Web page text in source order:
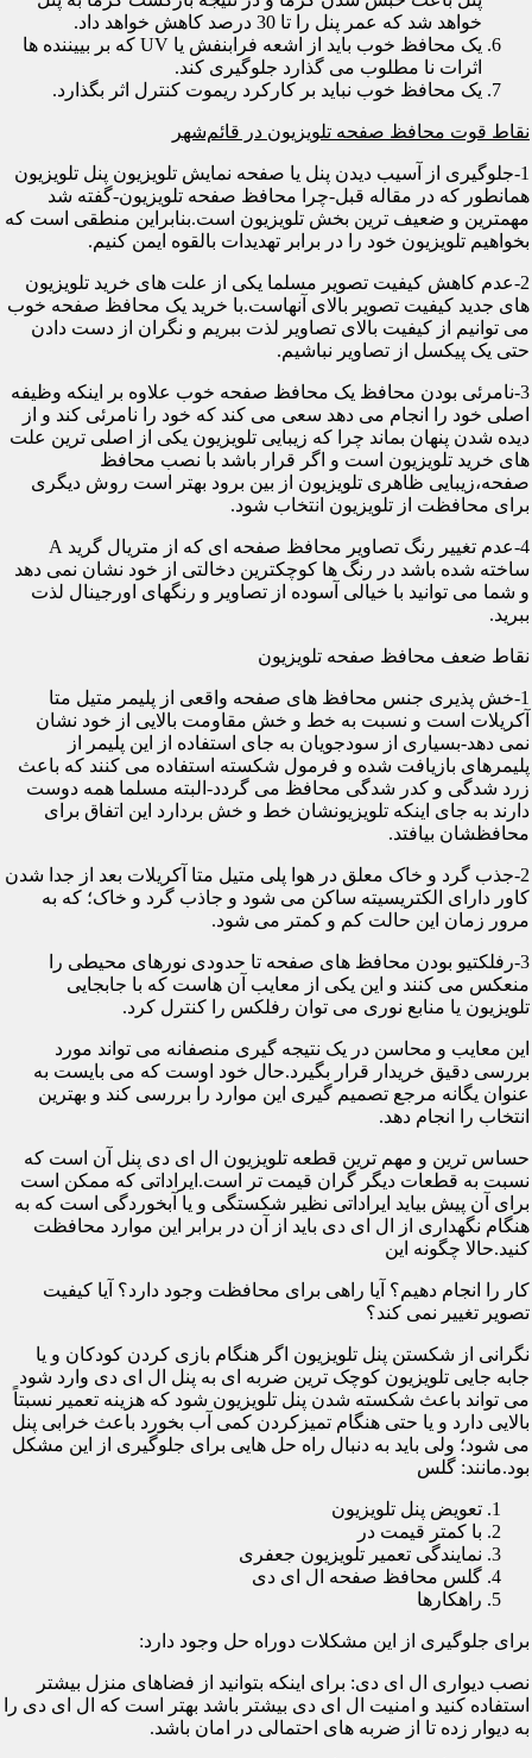
خواهد شد که عمر پنل را تا 30 درصد کاهش خواهد داد.
یک محافظ خوب باید از اشعه فرابنفش یا UV که بر بییننده ها
اثرات نا مطلوب می گذارد جلوگیری کند.
یک محافظ خوب نباید بر کارکرد ریموت کنترل اثر بگذارد.
نقاط قوت محافظ صفحه تلویزیون در قائم‌شهر
1-جلوگیری از آسیب دیدن پنل یا صفحه نمایش تلویزیون پنل تلویزیون
همانطور که در مقاله قبل-چرا محافظ صفحه تلویزیون-گفته شد
مهمترین و ضعیف ترین بخش تلویزیون است.بنابراین منطقی است که
بخواهیم تلویزیون خود را در برابر تهدیدات بالقوه ایمن کنیم.
2-عدم کاهش کیفیت تصویر مسلما یکی از علت های خرید تلویزیون
های جدید کیفیت تصویر بالای آنهاست.با خرید یک محافظ صفحه خوب
می توانیم از کیفیت بالای تصاویر لذت ببریم و نگران از دست دادن
حتی یک پیکسل از تصاویر نباشیم.
3-نامرئی بودن محافظ یک محافظ صفحه خوب علاوه بر اینکه وظیفه
اصلی خود را انجام می دهد سعی می کند که خود را نامرئی کند و از
دیده شدن پنهان بماند چرا که زیبایی تلویزیون یکی از اصلی ترین علت
های خرید تلویزیون است و اگر قرار باشد با نصب محافظ
صفحه،زیبایی ظاهری تلویزیون از بین برود بهتر است روش دیگری
برای محافظت از تلویزیون انتخاب شود.
4-عدم تغییر رنگ تصاویر محافظ صفحه ای که از متریال گرید A
ساخته شده باشد در رنگ ها کوچکترین دخالتی از خود نشان نمی دهد
و شما می توانید با خیالی آسوده از تصاویر و رنگهای اورجینال لذت
ببرید.
نقاط ضعف محافظ صفحه تلویزیون
1-خش پذیری جنس محافظ های صفحه واقعی از پلیمر متیل متا
آکریلات است و نسبت به خط و خش مقاومت بالایی از خود نشان
نمی دهد-بسیاری از سودجویان به جای استفاده از این پلیمر از
پلیمرهای بازیافت شده و فرمول شکسته استفاده می کنند که باعث
زرد شدگی و کدر شدگی محافظ می گردد-البته مسلما همه دوست
دارند به جای اینکه تلویزیونشان خط و خش بردارد این اتفاق برای
محافظشان بیافتد.
2-جذب گرد و خاک معلق در هوا پلی متیل متا آکریلات بعد از جدا شدن
کاور دارای الکتریسیته ساکن می شود و جاذب گرد و خاک؛ که به
مرور زمان این حالت کم و کمتر می شود.
3-رفلکتیو بودن محافظ های صفحه تا حدودی نورهای محیطی را
منعکس می کنند و این یکی از معایب آن هاست که با جابجایی
تلویزیون یا منابع نوری می توان رفلکس را کنترل کرد.
این معایب و محاسن در یک نتیجه گیری منصفانه می تواند مورد
بررسی دقیق خریدار قرار بگیرد.حال خود اوست که می بایست به
عنوان یگانه مرجع تصمیم گیری این موارد را بررسی کند و بهترین
انتخاب را انجام دهد.
حساس ترین و مهم ترین قطعه تلویزیون ال ای دی پنل آن است که
نسبت به قطعات دیگر گران قیمت تر است.ایراداتی که ممکن است
برای آن پیش بیاید ایراداتی نظیر شکستگی و یا آبخوردگی است که به
هنگام نگهداری از ال ای دی باید از آن در برابر این موارد محافظت
کنید.حالا چگونه این
کار را انجام دهیم؟ آیا راهی برای محافظت وجود دارد؟ آیا کیفیت
تصویر تغییر نمی کند؟
نگرانی از شکستن پنل تلویزیون اگر هنگام بازی کردن کودکان و یا
جابه جایی تلویزیون کوچک ترین ضربه ای به پنل ال ای دی وارد شود
می تواند باعث شکسته شدن پنل تلویزیون شود که هزینه تعمیر نسبتاً
بالایی دارد و یا حتی هنگام تمیزکردن کمی آب بخورد باعث خرابی پنل
می شود؛ ولی باید به دنبال راه حل هایی برای جلوگیری از این مشکل
بود.مانند: گلس
تعویض پنل تلویزیون
با کمتر قیمت در
نمایندگی تعمیر تلویزیون جعفری
گلس محافظ صفحه ال ای دی
راهکارها
برای جلوگیری از این مشکلات دوراه حل وجود دارد:
نصب دیواری ال ای دی: برای اینکه بتوانید از فضاهای منزل بیشتر
استفاده کنید و امنیت ال ای دی بیشتر باشد بهتر است که ال ای دی را
به دیوار زده تا از ضربه های احتمالی در امان باشد.